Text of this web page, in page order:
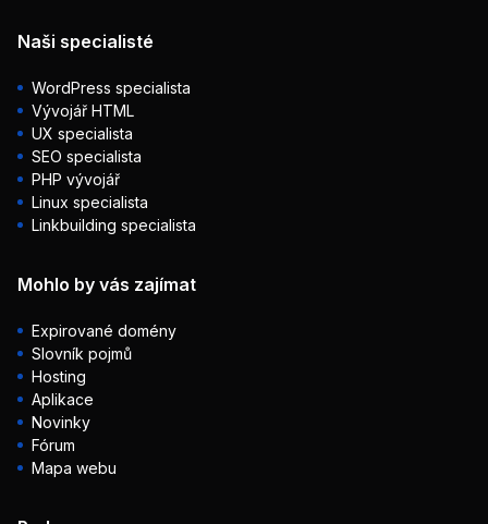
Naši specialisté
WordPress specialista
Vývojář HTML
UX specialista
SEO specialista
PHP vývojář
Linux specialista
Linkbuilding specialista
Mohlo by vás zajímat
Expirované domény
Slovník pojmů
Hosting
Aplikace
Novinky
Fórum
Mapa webu